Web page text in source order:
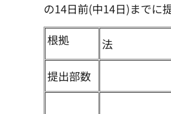
の14日前(中14日)までに
根拠
法
提出部数